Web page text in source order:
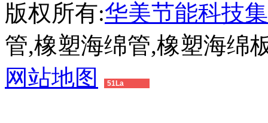
版权所有:华美节能科技
管,橡塑海绵管,橡塑海绵
网站地图
51La